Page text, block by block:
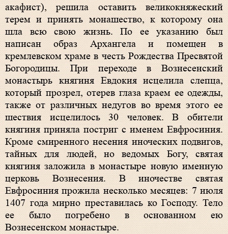
акафист), решила оставить великокняжеский
терем и принять монашество, к которому она
шла всю свою жизнь. По ее указанию был
написан образ Архангела и помещен в
кремлевском храме в честь Рождества Пресвятой
Богородицы. При переходе в Вознесенский
монастырь княгиня Евдокия исцелила слепца,
который прозрел, отерев глаза краем ее одежды,
также от различных недугов во время этого ее
шествия исцелилось 30 человек. В обители
княгиня приняла постриг с именем Евфросиния.
Кроме смиренного несения иноческих подвигов,
тайных для людей, но ведомых Богу, святая
княгиня заложила в монастыре новую именную
церковь Вознесения. В иночестве святая
Евфросиния прожила несколько месяцев: 7 июля
1407 года мирно преставилась ко Господу. Тело
ее было погребено в основанном ею
Вознесенском монастыре.